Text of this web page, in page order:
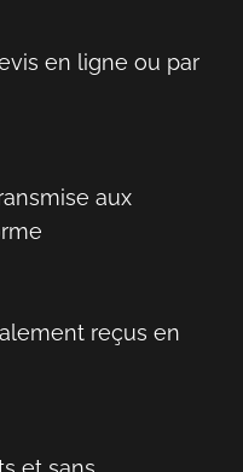
en ligne ou par
aux
reçus en